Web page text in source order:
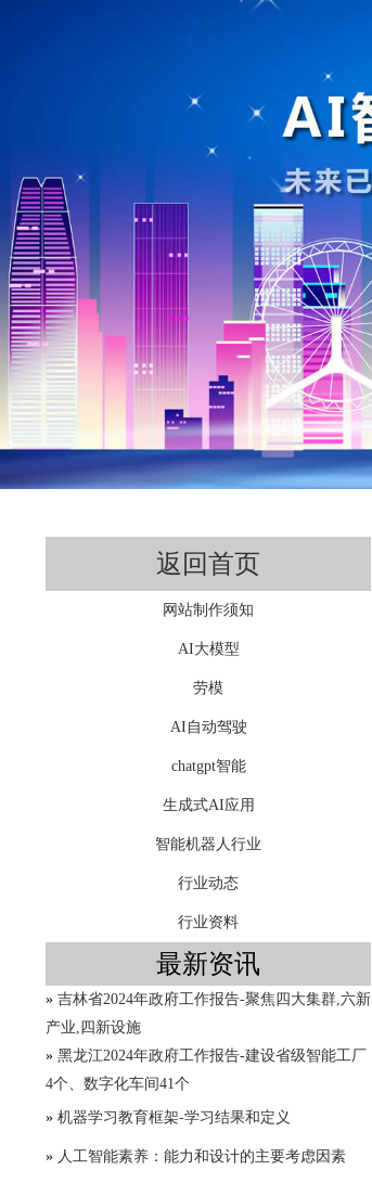
返回首页
网站制作须知
AI大模型
劳模
AI自动驾驶
chatgpt智能
生成式AI应用
智能机器人行业
行业动态
行业资料
最新资讯
» 吉林省2024年政府工作报告-聚焦四大集群,六新
产业,四新设施
» 黑龙江2024年政府工作报告-建设省级智能工厂
4个、数字化车间41个
» 机器学习教育框架-学习结果和定义
» 人工智能素养：能力和设计的主要考虑因素